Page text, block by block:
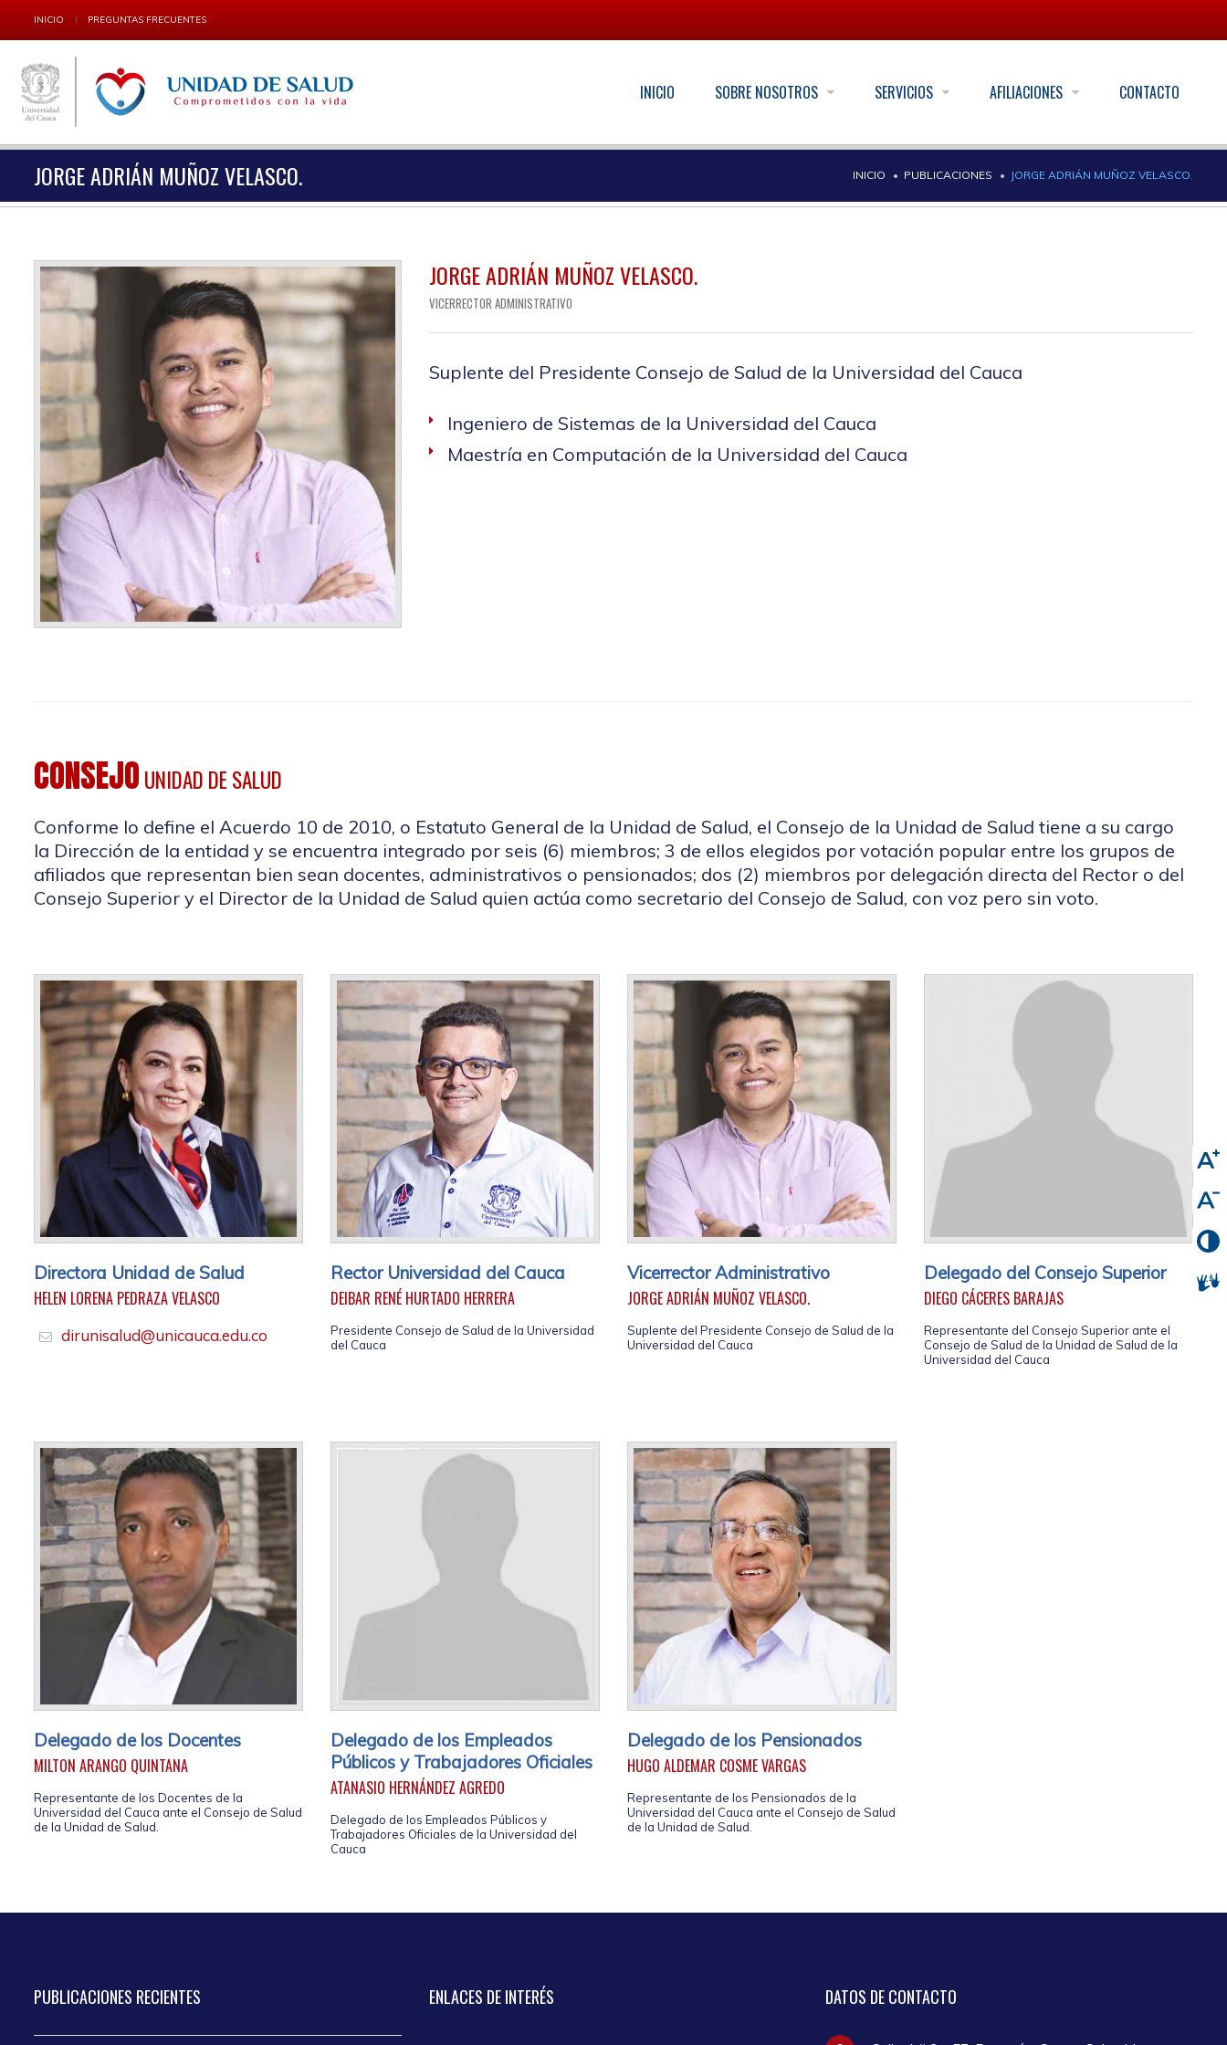
INICIO PREGUNTAS FRECUENTES
INICIO SOBRE NOSOTROS SERVICIOS AFILIACIONES CONTACTO
JORGE ADRIÁN MUÑOZ VELASCO. INICIO PUBLICACIONES JORGE ADRIÁN MUÑOZ VELASCO.
JORGE ADRIÁN MUÑOZ VELASCO.
VICERRECTOR ADMINISTRATIVO
Suplente del Presidente Consejo de Salud de la Universidad del Cauca
Ingeniero de Sistemas de la Universidad del Cauca
Maestría en Computación de la Universidad del Cauca
CONSEJO UNIDAD DE SALUD
Conforme lo define el Acuerdo 10 de 2010, o Estatuto General de la Unidad de Salud, el Consejo de la Unidad de Salud tiene a su cargo
la Dirección de la entidad y se encuentra integrado por seis (6) miembros; 3 de ellos elegidos por votación popular entre los grupos de
afiliados que representan bien sean docentes, administrativos o pensionados; dos (2) miembros por delegación directa del Rector o del
Consejo Superior y el Director de la Unidad de Salud quien actúa como secretario del Consejo de Salud, con voz pero sin voto.
Directora Unidad de Salud
HELEN LORENA PEDRAZA VELASCO
dirunisalud@unicauca.edu.co
Rector Universidad del Cauca
DEIBAR RENÉ HURTADO HERRERA
Presidente Consejo de Salud de la Universidad
del Cauca
Vicerrector Administrativo
JORGE ADRIÁN MUÑOZ VELASCO.
Suplente del Presidente Consejo de Salud de la
Universidad del Cauca
Delegado del Consejo Superior
DIEGO CÁCERES BARAJAS
Representante del Consejo Superior ante el
Consejo de Salud de la Unidad de Salud de la
Universidad del Cauca
Delegado de los Docentes
MILTON ARANGO QUINTANA
Representante de los Docentes de la
Universidad del Cauca ante el Consejo de Salud
de la Unidad de Salud.
Delegado de los Empleados
Públicos y Trabajadores Oficiales
ATANASIO HERNÁNDEZ AGREDO
Delegado de los Empleados Públicos y
Trabajadores Oficiales de la Universidad del
Cauca
Delegado de los Pensionados
HUGO ALDEMAR COSME VARGAS
Representante de los Pensionados de la
Universidad del Cauca ante el Consejo de Salud
de la Unidad de Salud.
PUBLICACIONES RECIENTES ENLACES DE INTERÉS DATOS DE CONTACTO